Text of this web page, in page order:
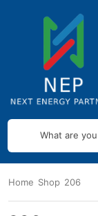
What are
Home Shop 206